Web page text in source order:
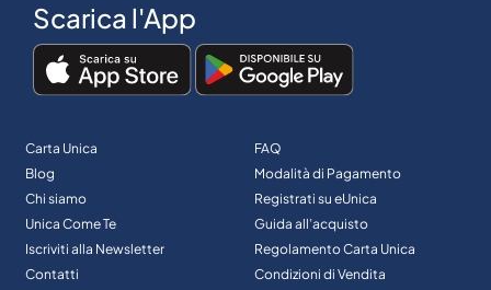
Scarica l'App
Carta Unica
Blog
Chi siamo
Unica Come Te
Iscriviti alla Newsletter
Contatti
FAQ
Modalità di Pagamento
Registrati su eUnica
Guida all’acquisto
Regolamento Carta Unica
Condizioni di Vendita